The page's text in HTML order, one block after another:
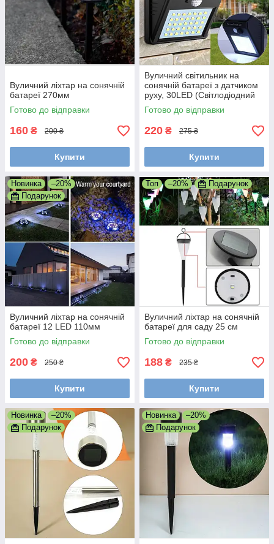
Вуличний ліхтар на сонячній
батареї 270мм
Готово до відправки
160 ₴ 200 ₴
Купити
Вуличний світильник на
сонячній батареї з датчиком
руху, 30LED (Світлодіодний
ліхтар з акумулятором)
Готово до відправки
220 ₴ 275 ₴
Купити
Новинка
–20%
Подарунок
Вуличний ліхтар на сонячній
батареї 12 LED 110мм
Готово до відправки
200 ₴ 250 ₴
Купити
Топ –20% Подарунок
Вуличний ліхтар на сонячній
батареї для саду 25 см
Готово до відправки
188 ₴ 235 ₴
Купити
Новинка
–20%
Подарунок
Новинка
–20%
Подарунок